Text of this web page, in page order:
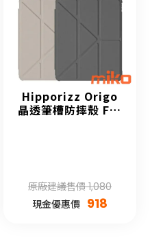
Hipporizz Origo
晶透筆槽防摔殼 For
原廠建議售價 1,080
現金優惠價 918